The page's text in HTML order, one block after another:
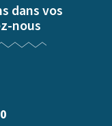
dans vos
nous